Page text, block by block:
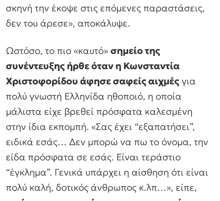
σκηνή την έκοψε στις επόμενες παραστάσεις,
δεν του άρεσε», αποκάλυψε.
Ωστόσο, το πιο «καυτό» σημείο της
συνέντευξης ήρθε όταν η Κωνσταντία
Χριστοφορίδου άφησε σαφείς αιχμές για
πολύ γνωστή Ελληνίδα ηθοποιό, η οποία
μάλιστα είχε βρεθεί πρόσφατα καλεσμένη
στην ίδια εκπομπή. «Σας έχει “εξαπατήσει”,
ειδικά εσάς… Δεν μπορώ να πω το όνομα, την
είδα πρόσφατα σε εσάς. Είναι τεράστιο
“έγκλημα”. Γενικά υπάρχει η αίσθηση ότι είναι
πολύ καλή, δοτικός άνθρωπος κ.λπ…», είπε,